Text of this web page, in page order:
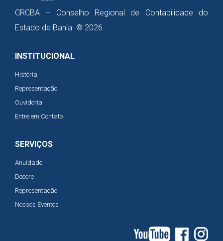
CRCBA – Conselho Regional de Contabilidade do
Estado da Bahia © 2026
INSTITUCIONAL
História
Representação
Ouvidoria
Entre em Contato
SERVIÇOS
Anuidade
Decore
Representação
Nossos Eventos